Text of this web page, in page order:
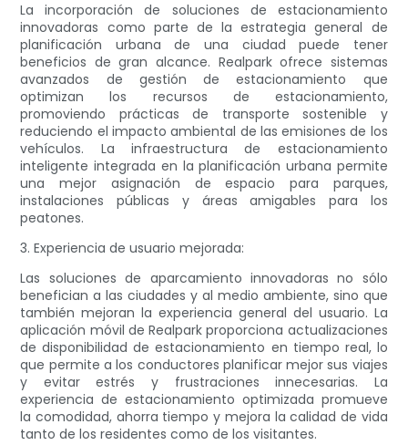
La incorporación de soluciones de estacionamiento
innovadoras como parte de la estrategia general de
planificación urbana de una ciudad puede tener
beneficios de gran alcance. Realpark ofrece sistemas
avanzados de gestión de estacionamiento que
optimizan los recursos de estacionamiento,
promoviendo prácticas de transporte sostenible y
reduciendo el impacto ambiental de las emisiones de los
vehículos. La infraestructura de estacionamiento
inteligente integrada en la planificación urbana permite
una mejor asignación de espacio para parques,
instalaciones públicas y áreas amigables para los
peatones.
3. Experiencia de usuario mejorada:
Las soluciones de aparcamiento innovadoras no sólo
benefician a las ciudades y al medio ambiente, sino que
también mejoran la experiencia general del usuario. La
aplicación móvil de Realpark proporciona actualizaciones
de disponibilidad de estacionamiento en tiempo real, lo
que permite a los conductores planificar mejor sus viajes
y evitar estrés y frustraciones innecesarias. La
experiencia de estacionamiento optimizada promueve
la comodidad, ahorra tiempo y mejora la calidad de vida
tanto de los residentes como de los visitantes.